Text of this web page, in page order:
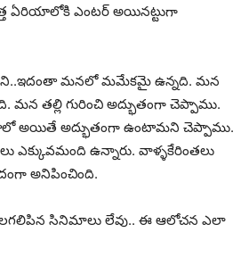
ఏరియాలోకి ఎంటర్ అయినట్టుగా
మనలో మమేకమై ఉన్నది. మన
మన తల్లి గురించి అద్భుతంగా చెప్పాము.
అయితే అద్భుతంగా ఉంటామని చెప్పాము.
ఎక్కువమంది ఉన్నారు. వాళ్ళకేరింతలు
అనిపించింది.
కలగలిపిన సినిమాలు లేవు.. ఈ ఆలోచన ఎలా